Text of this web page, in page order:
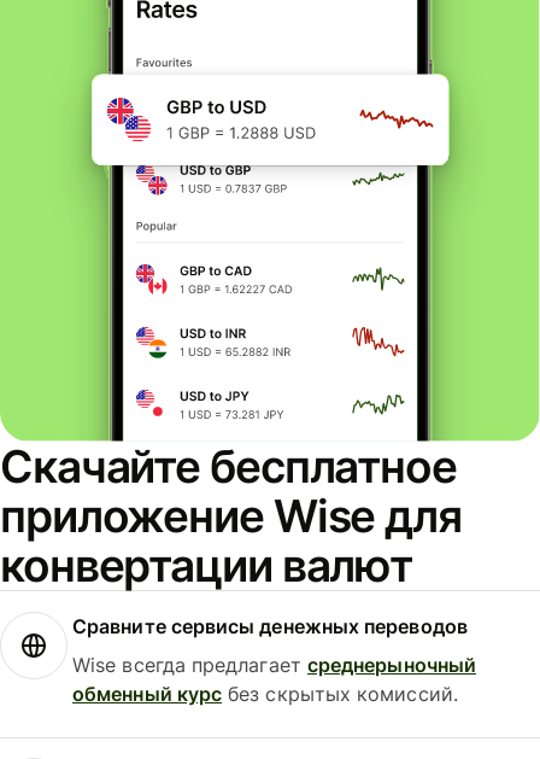
Скачайте бесплатное
приложение Wise для
конвертации валют
Сравните сервисы денежных переводов
Wise всегда предлагает среднерыночный
обменный курс без скрытых комиссий.